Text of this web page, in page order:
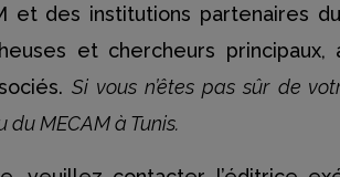
des institutions partenaires
et chercheurs principaux,
Si vous n’êtes pas sûr de
MECAM à Tunis.